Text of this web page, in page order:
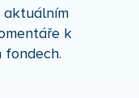
aktuálním
k
fondech.